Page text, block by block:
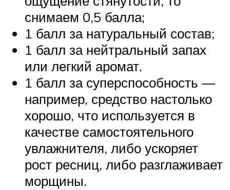
снимаем 0,5 балла;
1 балл за натуральный состав;
1 балл за нейтральный запах
или легкий аромат.
1 балл за суперспособность —
например, средство настолько
хорошо, что используется в
качестве самостоятельного
увлажнителя, либо ускоряет
рост ресниц, либо разглаживает
морщины.